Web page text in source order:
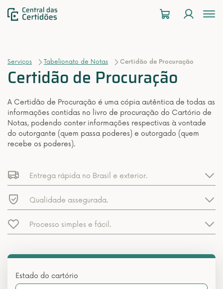
Serviços Tabelionato de Notas Certidão de Procuração
Certidão de Procuração
A Certidão de Procuração é uma cópia autêntica de todas as
informações contidas no livro de procuração do Cartório de
Notas, podendo conter informações respectivas à vontade
do outorgante (quem passa poderes) e outorgado (quem
recebe os poderes).
Entrega rápida no Brasil e exterior.
Qualidade assegurada.
Processo simples e fácil.
Estado do cartório